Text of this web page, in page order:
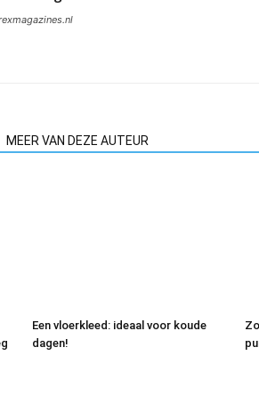
MEER VAN DEZE AUTEUR
Een vloerkleed: ideaal voor koude
dagen!